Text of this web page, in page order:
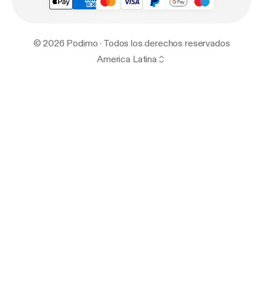
© 2026 Podimo · Todos los derechos reservados
America Latina